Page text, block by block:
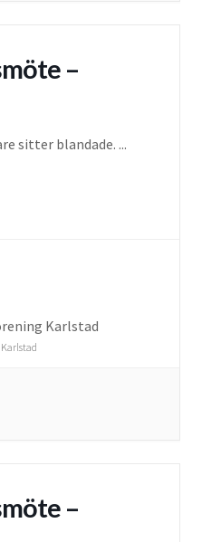
–
sitter blandade. ...
Karlstad
–